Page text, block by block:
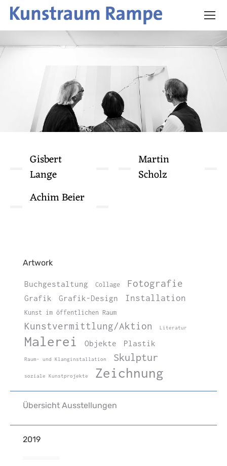
Gisbert
Lange
Martin
Scholz
Achim Beier
Artwork
Buchgestaltung Collage Fotografie
Grafik Grafik-Design Installation
Kunst im öffentlichen Raum
Kunstvermittlung/Aktion Literatur
Malerei Objekte Plastik
Raum- und Klanginstallation Skulptur
soziale Kunstprojekte Zeichnung
Übersicht Ausstellungen
2019